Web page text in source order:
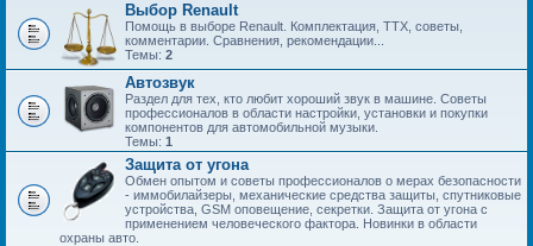
Выбор Renault
Помощь в выборе Renault. Комплектация, ТТХ, советы,
комментарии. Сравнения, рекомендации...
Темы: 2
Автозвук
Раздел для тех, кто любит хороший звук в машине. Советы
профессионалов в области настройки, установки и покупки
компонентов для автомобильной музыки.
Темы: 1
Защита от угона
Обмен опытом и советы профессионалов о мерах безопасности
- иммобилайзеры, механические средства защиты, спутниковые
устройства, GSM оповещение, секретки. Защита от угона с
применением человеческого фактора. Новинки в области
охраны авто.